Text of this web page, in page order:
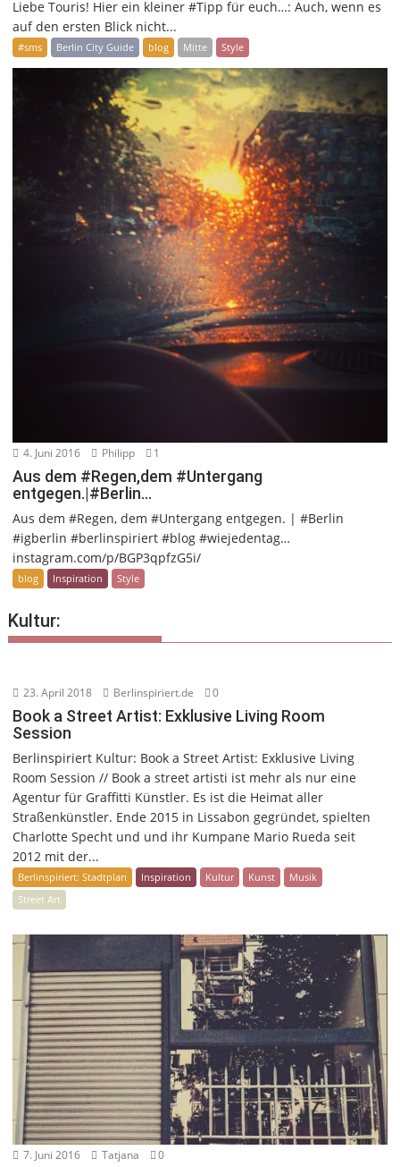
Liebe Touris! Hier ein kleiner #Tipp für euch…: Auch, wenn es
auf den ersten Blick nicht...
#sms Berlin City Guide blog Mitte Style
4. Juni 2016 Philipp 1
Aus dem #Regen,dem #Untergang
entgegen.|#Berlin…
Aus dem #Regen, dem #Untergang entgegen. | #Berlin
#igberlin #berlinspiriert #blog #wiejedentag…
instagram.com/p/BGP3qpfzG5i/
blog Inspiration Style
Kultur:
23. April 2018 Berlinspiriert.de 0
Book a Street Artist: Exklusive Living Room
Session
Berlinspiriert Kultur: Book a Street Artist: Exklusive Living
Room Session // Book a street artisti ist mehr als nur eine
Agentur für Graffitti Künstler. Es ist die Heimat aller
Straßenkünstler. Ende 2015 in Lissabon gegründet, spielten
Charlotte Specht und und ihr Kumpane Mario Rueda seit
2012 mit der...
Berlinspiriert: Stadtplan Inspiration Kultur Kunst
Musik
Street Art
7. Juni 2016 Tatjana 0